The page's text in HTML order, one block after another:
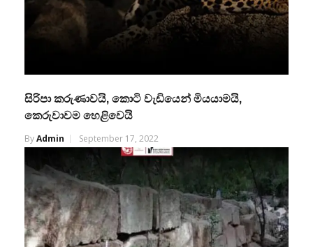
සිරිපා කරුණාවයි, කොටි වැඩියෙන් මියයාමයි,
කෙරුවාවම හෙළිවෙයි
ByAdmin September 17, 2022